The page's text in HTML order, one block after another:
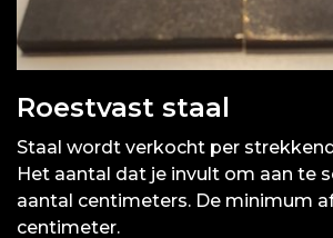
Roestvast staal
Staal wordt verkocht per
Het aantal dat je invult om aan te
aantal centimeters. De minimum
centimeter.